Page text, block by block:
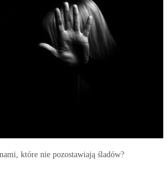
które nie pozostawiają śladów?